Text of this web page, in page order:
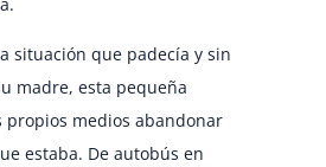
situación que padecía y sin
madre, esta pequeña
propios medios abandonar
estaba. De autobús en